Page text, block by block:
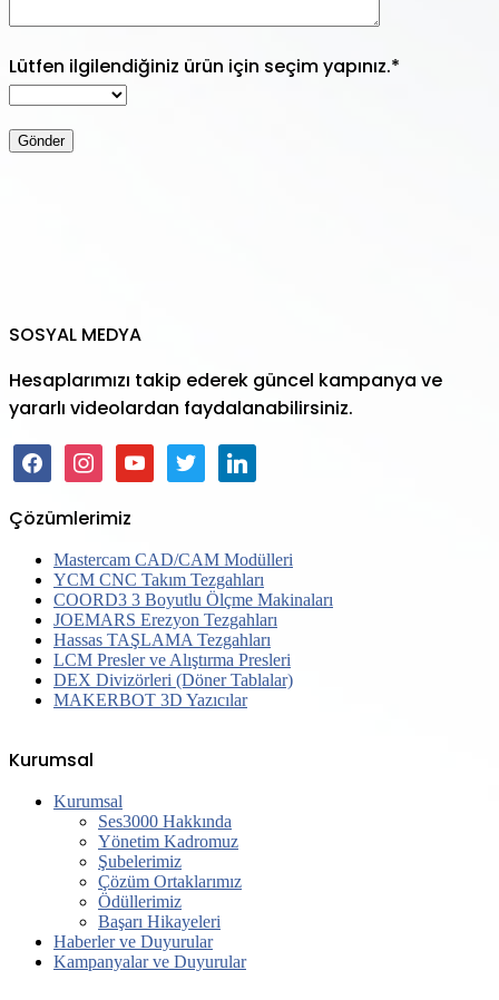
Lütfen ilgilendiğiniz ürün için seçim yapınız.*
SOSYAL MEDYA
Hesaplarımızı takip ederek güncel kampanya ve
yararlı videolardan faydalanabilirsiniz.
facebookinstagramyoutubetwitter linkedin
Çözümlerimiz
Mastercam CAD/CAM Modülleri
YCM CNC Takım Tezgahları
COORD3 3 Boyutlu Ölçme Makinaları
JOEMARS Erezyon Tezgahları
Hassas TAŞLAMA Tezgahları
LCM Presler ve Alıştırma Presleri
DEX Divizörleri (Döner Tablalar)
MAKERBOT 3D Yazıcılar
Kurumsal
Kurumsal
Ses3000 Hakkında
Yönetim Kadromuz
Şubelerimiz
Çözüm Ortaklarımız
Ödüllerimiz
Başarı Hikayeleri
Haberler ve Duyurular
Kampanyalar ve Duyurular